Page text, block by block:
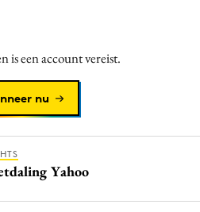
is een account vereist.
nu
Yahoo